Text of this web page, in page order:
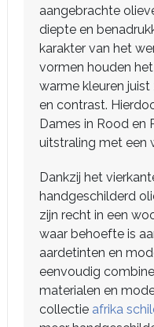
aangebrachte
diepte en
karakter van het
vormen houden
warme kleuren
en contrast.
Dames in Rood en
uitstraling met een
Dankzij het
handgeschilderd
zijn recht in een
waar behoefte is
aardetinten en
eenvoudig
materialen en
collectie afrika